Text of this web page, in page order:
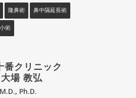
隆鼻術 鼻中隔延長術
術
番クリニック
場 教弘
Ph.D.